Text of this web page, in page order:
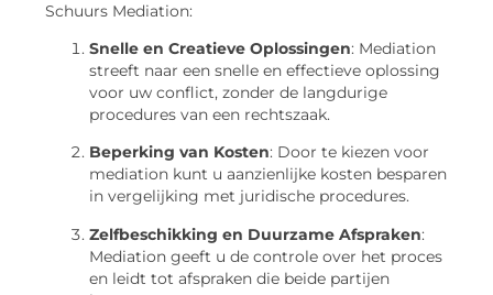
Schuurs Mediation:
Snelle en Creatieve Oplossingen: Mediation
streeft naar een snelle en effectieve oplossing
voor uw conflict, zonder de langdurige
procedures van een rechtszaak.
Beperking van Kosten: Door te kiezen voor
mediation kunt u aanzienlijke kosten besparen
in vergelijking met juridische procedures.
Zelfbeschikking en Duurzame Afspraken:
Mediation geeft u de controle over het proces
en leidt tot afspraken die beide partijen